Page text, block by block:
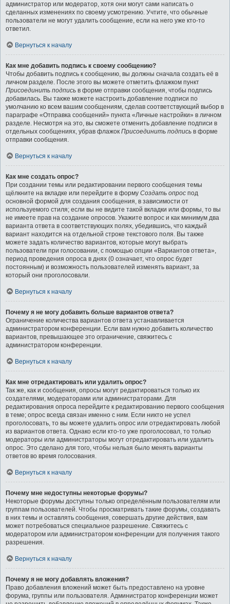
администратор или модератор, хотя они могут сами написать о
сделанных изменениях по своему усмотрению. Учтите, что обычные
пользователи не могут удалить сообщение, если на него уже кто-то
ответил.
Вернуться к началу
Как мне добавить подпись к своему сообщению?
Чтобы добавить подпись к сообщению, вы должны сначала создать её в
личном разделе. После этого вы можете отметить флажком пункт
Присоединить подпись в форме отправки сообщения, чтобы подпись
добавилась. Вы также можете настроить добавление подписи по
умолчанию ко всем вашим сообщениям, сделав соответствующий выбор в
параграфе «Отправка сообщений» пункта «Личные настройки» в личном
разделе. Несмотря на это, вы сможете отменить добавление подписи в
отдельных сообщениях, убрав флажок Присоединить подпись в форме
отправки сообщения.
Вернуться к началу
Как мне создать опрос?
При создании темы или редактировании первого сообщения темы
щёлкните на вкладке или перейдите в форму Создать опрос под
основной формой для создания сообщения, в зависимости от
используемого стиля; если вы не видите такой вкладки или формы, то вы
не имеете прав на создание опросов. Укажите вопрос и как минимум два
варианта ответа в соответствующих полях, убедившись, что каждый
вариант находится на отдельной строке текстового поля. Вы также
можете задать количество вариантов, которые могут выбрать
пользователи при голосовании, с помощью опции «Вариантов ответа»,
период проведения опроса в днях (0 означает, что опрос будет
постоянным) и возможность пользователей изменять вариант, за
который они проголосовали.
Вернуться к началу
Почему я не могу добавить больше вариантов ответа?
Ограничение количества вариантов ответа устанавливается
администратором конференции. Если вам нужно добавить количество
вариантов, превышающее это ограничение, свяжитесь с
администратором конференции.
Вернуться к началу
Как мне отредактировать или удалить опрос?
Так же, как и сообщения, опросы могут редактироваться только их
создателями, модераторами или администраторами. Для
редактирования опроса перейдите к редактированию первого сообщения
в теме; опрос всегда связан именно с ним. Если никто не успел
проголосовать, то вы можете удалить опрос или отредактировать любой
из вариантов ответа. Однако если кто-то уже проголосовал, то только
модераторы или администраторы могут отредактировать или удалить
опрос. Это сделано для того, чтобы нельзя было менять варианты
ответов во время голосования.
Вернуться к началу
Почему мне недоступны некоторые форумы?
Некоторые форумы доступны только определённым пользователям или
группам пользователей. Чтобы просматривать такие форумы, создавать
в них темы и оставлять сообщения, совершать другие действия, вам
может потребоваться специальное разрешение. Свяжитесь с
модератором или администратором конференции для получения такого
разрешения.
Вернуться к началу
Почему я не могу добавлять вложения?
Право добавления вложений может быть предоставлено на уровне
форума, группы или пользователя. Администратор конференции может